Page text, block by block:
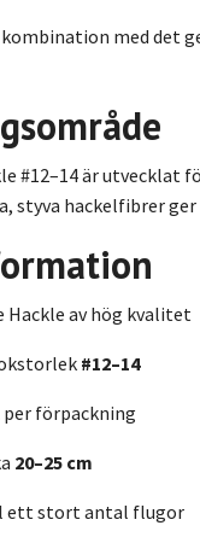
med det
#12–14 är
styva hackelfibrer
Hackle av hög kvalitet
#12–14
per förpackning
20–25 cm
ett stort antal flugor